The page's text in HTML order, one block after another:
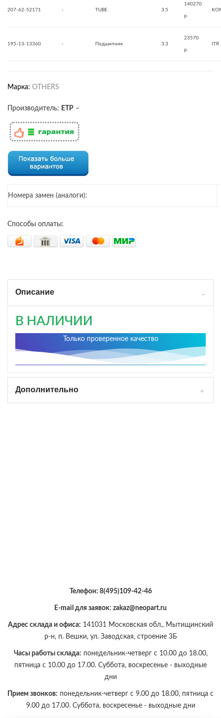
207-62-52171 - TUBE 3.5
140270
р.
195-13-13360 - Подшипник 3.3
23570
р.
ITR
Марка: OTHERS
Производитель: ETP –
Номера замен (аналоги):
Способы оплаты:
Описание
В НАЛИЧИИ
Только проверенное качество
Дополнительно
Телефон: 8(495)109-42-46
E-mail для заявок: zakaz@neopart.ru
Адрес склада и офиса: 141031 Московская обл., Мытищинский
р-н, п. Вешки, ул. Заводская, строение 3Б
Часы работы склада: понедельник-четверг с 10.00 до 18.00,
пятница с 10.00 до 17.00. Суббота, воскресенье - выходные
дни
Прием звонков: понедельник-четверг с 9.00 до 18.00, пятница с
9.00 до 17.00. Суббота, воскресенье - выходные дни